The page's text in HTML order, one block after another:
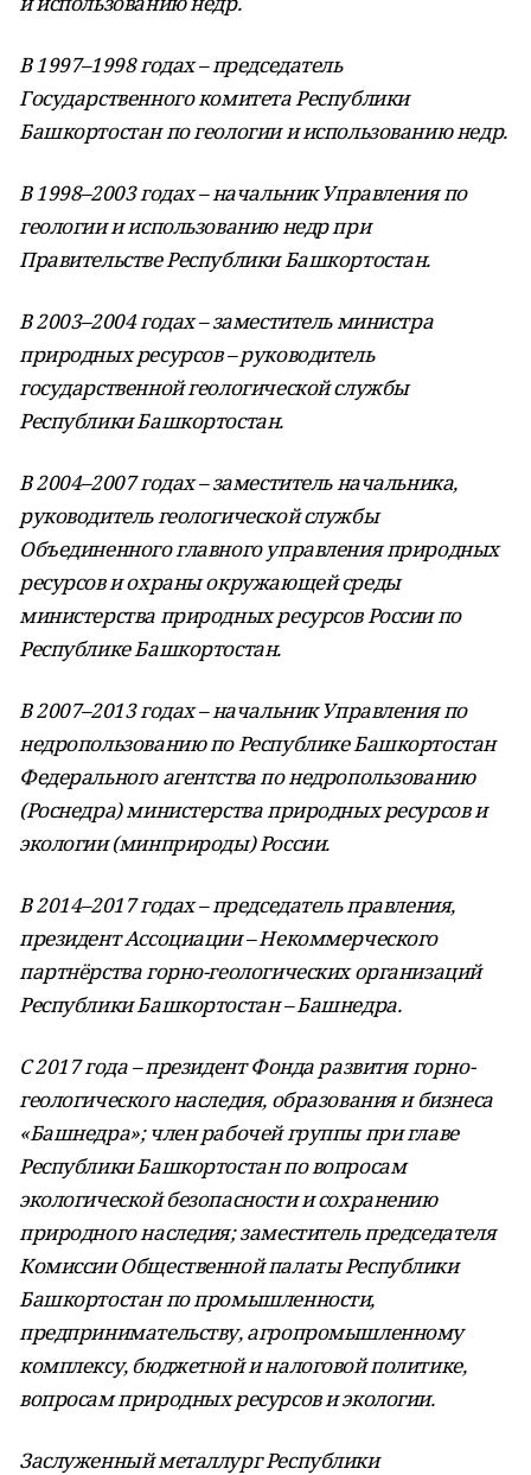
В 1997–1998 годах – председатель
Государственного комитета Республики
Башкортостан по геологии и использованию недр.
В 1998–2003 годах – начальник Управления по
геологии и использованию недр при
Правительстве Республики Башкортостан.
В 2003–2004 годах – заместитель министра
природных ресурсов – руководитель
государственной геологической службы
Республики Башкортостан.
В 2004–2007 годах – заместитель начальника,
руководитель геологической службы
Объединенного главного управления природных
ресурсов и охраны окружающей среды
министерства природных ресурсов России по
Республике Башкортостан.
В 2007–2013 годах – начальник Управления по
недропользованию по Республике Башкортостан
Федерального агентства по недропользованию
(Роснедра) министерства природных ресурсов и
экологии (минприроды) России.
В 2014–2017 годах – председатель правления,
президент Ассоциации – Некоммерческого
партнёрства горно-геологических организаций
Республики Башкортостан – Башнедра.
С 2017 года – президент Фонда развития горно-
геологического наследия, образования и бизнеса
«Башнедра»; член рабочей группы при главе
Республики Башкортостан по вопросам
экологической безопасности и сохранению
природного наследия; заместитель председателя
Комиссии Общественной палаты Республики
Башкортостан по промышленности,
предпринимательству, агропромышленному
комплексу, бюджетной и налоговой политике,
вопросам природных ресурсов и экологии.
Заслуженный металлург Республики